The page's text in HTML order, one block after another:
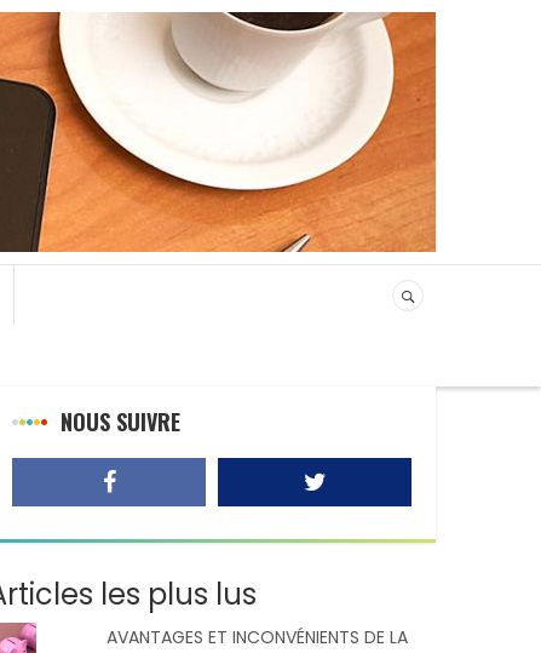
NOUS SUIVRE
les plus lus
AVANTAGES ET INCONVÉNIENTS DE LA